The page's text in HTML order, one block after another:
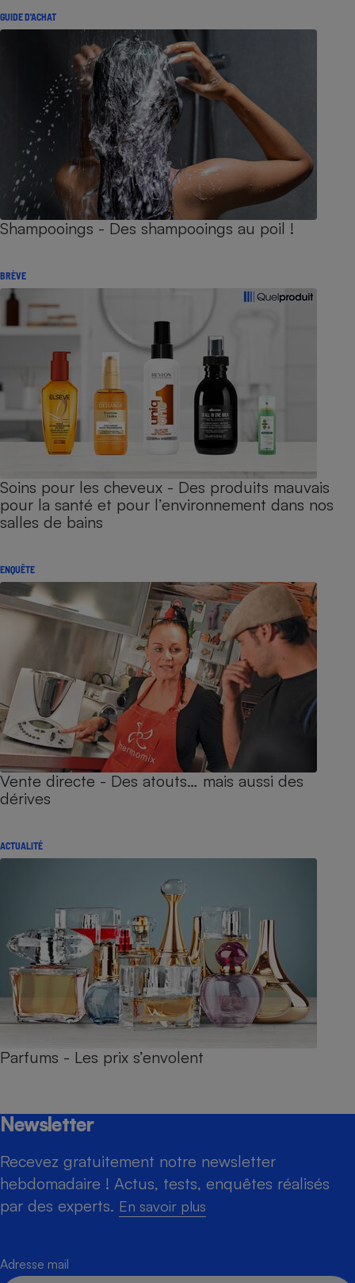
GUIDE D'ACHAT
Shampooings - Des shampooings au poil !
BRÈVE
Soins pour les cheveux - Des produits mauvais
pour la santé et pour l’environnement dans nos
salles de bains
ENQUÊTE
Vente directe - Des atouts… mais aussi des
dérives
ACTUALITÉ
Parfums - Les prix s’envolent
Newsletter
Recevez gratuitement notre newsletter
hebdomadaire ! Actus, tests, enquêtes réalisés
par des experts. En savoir plus
Adresse mail